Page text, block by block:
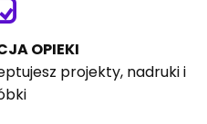
OPIEKI
projekty, nadruki i